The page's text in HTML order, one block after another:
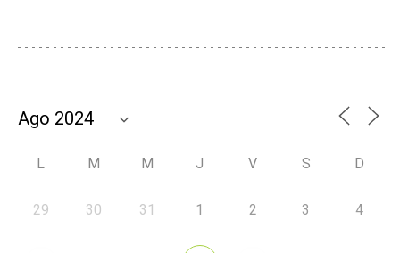
L M M J V S D
29 30 31 1 2 3 4